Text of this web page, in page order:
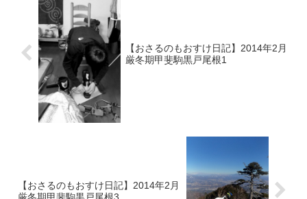
【おさるのもおすけ日記】2014年2月
厳冬期甲斐駒黒戸尾根1
【おさるのもおすけ日記】2014年2月
厳冬期甲斐駒黒戸尾根3